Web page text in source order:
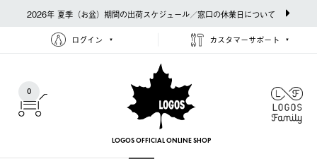
2026年 夏季（お盆）期間の出荷スケジュール／窓口の休業日について
ログイン カスタマーサポート
0
LOGOS OFFICIAL ONLINE SHOP